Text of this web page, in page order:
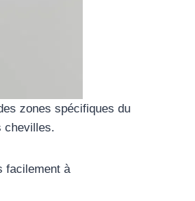
zones spécifiques du
chevilles.
facilement à